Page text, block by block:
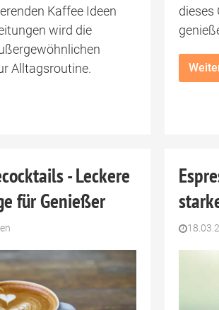
Kaffee Ideen
wird die
Alltagsroutine.
dieses
- Leckere
für Genießer